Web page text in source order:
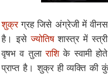
शुक्रग्रह जिसे अंग्रेजी में वीनस
है। इसेज्योतिषशास्त्र में
वृषभ व तुलाराशिके स्वामी
प्राप्त है। शुक्र ही व्यक्ति